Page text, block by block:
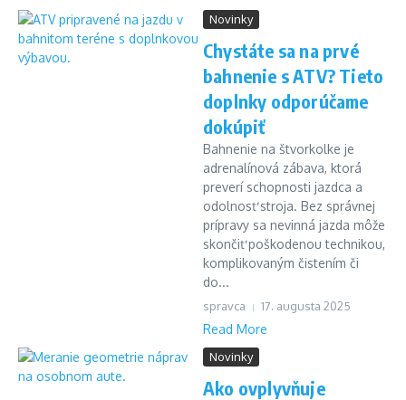
Novinky
Chystáte sa na prvé
bahnenie s ATV? Tieto
doplnky odporúčame
dokúpiť
Bahnenie na štvorkolke je
adrenalínová zábava, ktorá
preverí schopnosti jazdca a
odolnosť stroja. Bez správnej
prípravy sa nevinná jazda môže
skončiť poškodenou technikou,
komplikovaným čistením či
do...
spravca 17. augusta 2025
Read More
Novinky
Ako ovplyvňuje